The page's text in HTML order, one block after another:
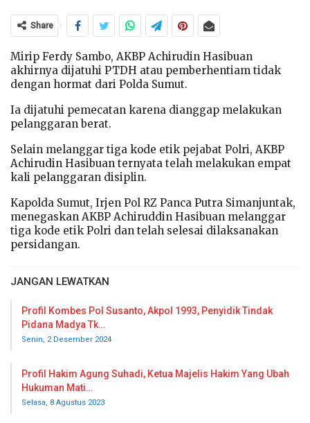
Share
Mirip Ferdy Sambo, AKBP Achirudin Hasibuan
akhirnya dijatuhi PTDH atau pemberhentiam tidak
dengan hormat dari Polda Sumut.
Ia dijatuhi pemecatan karena dianggap melakukan
pelanggaran berat.
Selain melanggar tiga kode etik pejabat Polri, AKBP
Achirudin Hasibuan ternyata telah melakukan empat
kali pelanggaran disiplin.
Kapolda Sumut, Irjen Pol RZ Panca Putra Simanjuntak,
menegaskan AKBP Achiruddin Hasibuan melanggar
tiga kode etik Polri dan telah selesai dilaksanakan
persidangan.
JANGAN LEWATKAN
Profil Kombes Pol Susanto, Akpol 1993, Penyidik Tindak
Pidana Madya Tk…
Senin, 2 Desember 2024
Profil Hakim Agung Suhadi, Ketua Majelis Hakim Yang Ubah
Hukuman Mati…
Selasa, 8 Agustus 2023